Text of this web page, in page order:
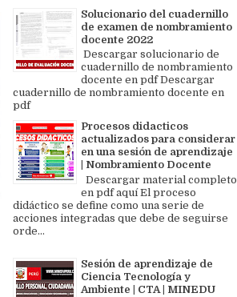
Solucionario del cuadernillo
de examen de nombramiento
docente 2022
Descargar solucionario de
cuadernillo de nombramiento
docente en pdf Descargar
cuadernillo de nombramiento docente en
pdf
Procesos didacticos
actualizados para considerar
en una sesión de aprendizaje
| Nombramiento Docente
Descargar material completo
en pdf aquí El proceso
didáctico se define como una serie de
acciones integradas que debe de seguirse
orde...
Sesión de aprendizaje de
Ciencia Tecnología y
Ambiente | CTA | MINEDU